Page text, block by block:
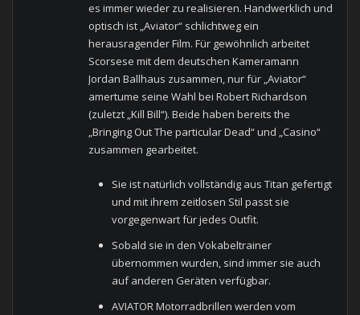
es immer wieder zu realisieren. Handwerklich und
optisch ist „Aviator“ schlichtweg ein
herausragender Film. Für gewöhnlich arbeitet
Scorsese mit dem deutschen Kameramann
Jordan Ballhaus zusammen, nur für „Aviator“
amertume seine Wahl bei Robert Richardson
(zuletzt „Kill Bill“). Beide haben bereits the
„Bringing Out The particular Dead“ und „Casino“
zusammen gearbeitet.
Sie ist natürlich vollständig aus Titan gefertigt
und mit ihrem zeitlosen Stil passt sie
vorgegenwart für jedes Outfit.
Sobald sie in den Vokabeltrainer
übernommen wurden, sind immer sie auch
auf anderen Geräten verfügbar.
AVIATOR Motorradbrillen werden vom